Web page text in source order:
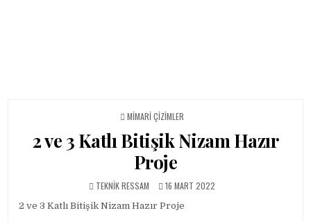
POSTED IN
MIMARI ÇIZIMLER
2 ve 3 Katlı Bitişik Nizam Hazır
Proje
AUTHOR:
TEKNIK RESSAM PUBLISHED DATE:
16 MART 2022
2 ve 3 Katlı Bitişik Nizam Hazır Proje